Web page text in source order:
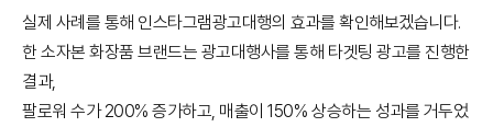
실제 사례를 통해 인스타그램광고대행의 효과를 확인해보겠습니다.
한 소자본 화장품 브랜드는 광고대행사를 통해 타겟팅 광고를 진행한
결과,
팔로워 수가 200% 증가하고, 매출이 150% 상승하는 성과를 거두었